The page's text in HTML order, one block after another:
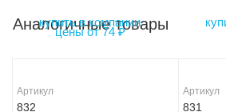
Аналогичные товары
Артикул
832
Артикул
831